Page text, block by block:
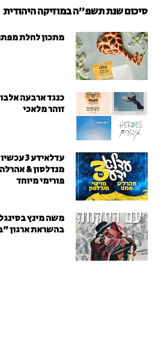
סיכום שנת תשפ"ה במוזיקה היהודית
מתכון לחלת
כנגד ארבעה
זוהר מלאכי
עדלאידע
מנדלסון &
פורימי מיוחד
משה מינץ
בהשראת ארגון